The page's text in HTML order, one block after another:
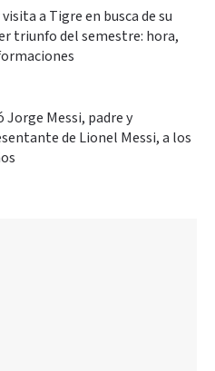
a Tigre en busca de su
triunfo del semestre: hora,
Jorge Messi, padre y
de Lionel Messi, a los